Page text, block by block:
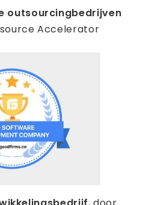
outsourcingbedrijven
Accelerator